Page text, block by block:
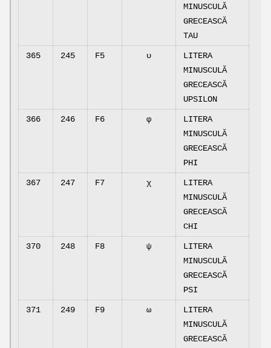
MINUSCULĂ
GRECEASCĂ
TAU
365 245 F5 υ
LITERA
MINUSCULĂ
GRECEASCĂ
UPSILON
366 246 F6 φ
LITERA
MINUSCULĂ
GRECEASCĂ
PHI
367 247 F7 χ
LITERA
MINUSCULĂ
GRECEASCĂ
CHI
370 248 F8 ψ
LITERA
MINUSCULĂ
GRECEASCĂ
PSI
371 249 F9 ω
LITERA
MINUSCULĂ
GRECEASCĂ